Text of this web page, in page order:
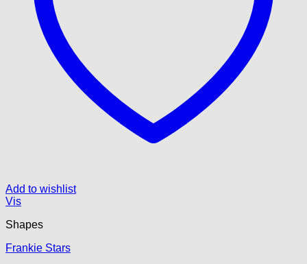
Add to wishlist
Vis
Shapes
Frankie Stars